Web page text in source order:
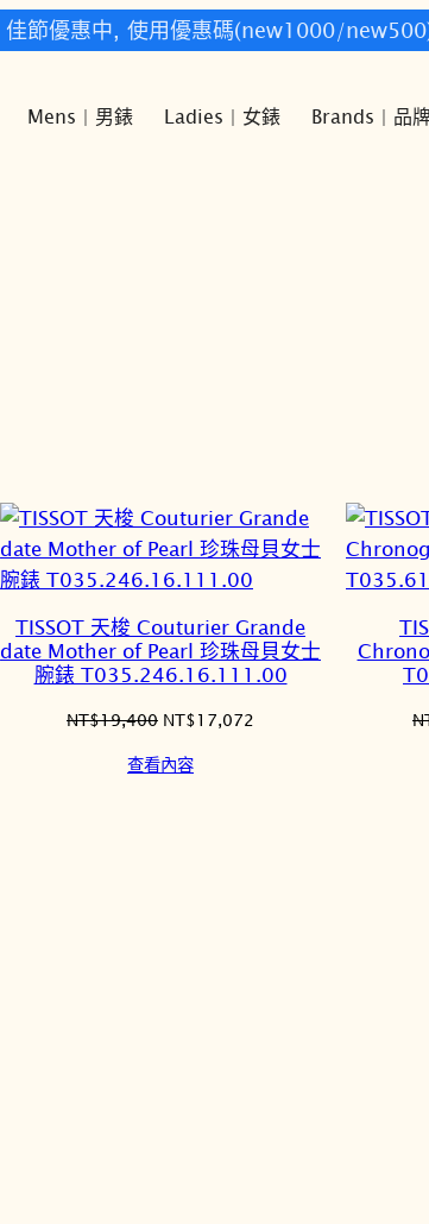
快樂時光鐘錶歡迎您!
Mens | 男錶 Ladies | 女錶 Brands | 品
TISSOT 天梭 Couturier Grande
date Mother of Pearl 珍珠母貝女士
腕錶 T035.246.16.111.00
NT$19,400 原
價
NT$17,072
查看內容